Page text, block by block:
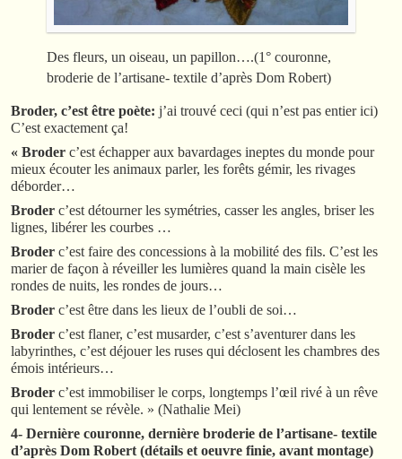
Des fleurs, un oiseau, un papillon….(1° couronne,
broderie de l’artisane- textile d’après Dom Robert)
Broder, c’est être poète: j’ai trouvé ceci (qui n’est pas entier ici)
C’est exactement ça!
« Broder c’est échapper aux bavardages ineptes du monde pour
mieux écouter les animaux parler, les forêts gémir, les rivages
déborder…
Broder c’est détourner les symétries, casser les angles, briser les
lignes, libérer les courbes …
Broder c’est faire des concessions à la mobilité des fils. C’est les
marier de façon à réveiller les lumières quand la main cisèle les
rondes de nuits, les rondes de jours…
Broder c’est être dans les lieux de l’oubli de soi…
Broder c’est flaner, c’est musarder, c’est s’aventurer dans les
labyrinthes, c’est déjouer les ruses qui déclosent les chambres des
émois intérieurs…
Broder c’est immobiliser le corps, longtemps l’œil rivé à un rêve
qui lentement se révèle. » (Nathalie Mei)
4- Dernière couronne, dernière broderie de l’artisane- textile
d’après Dom Robert (détails et oeuvre finie, avant montage)